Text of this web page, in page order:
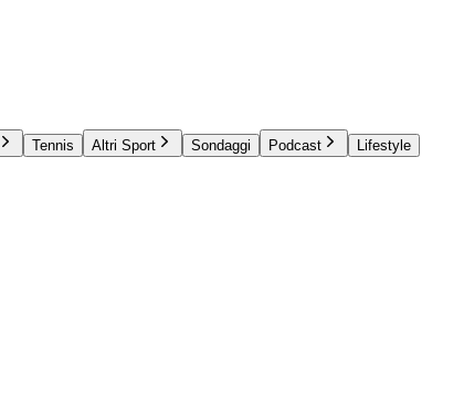
Tennis Altri Sport Sondaggi Podcast
Lifestyle